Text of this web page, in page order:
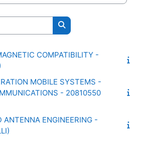
Cerca corsi
COMPATIBILITY -
MOBILE SYSTEMS -
- 20810550
ENGINEERING -